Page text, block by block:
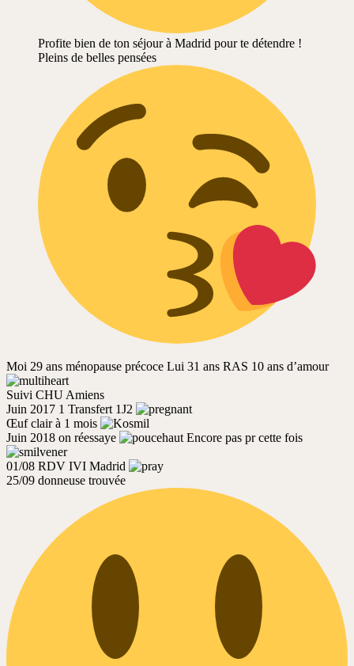
Profite bien de ton séjour à Madrid pour te détendre !
Pleins de belles pensées
Moi 29 ans ménopause précoce Lui 31 ans RAS 10 ans d’amour
Suivi CHU Amiens
Juin 2017 1 Transfert 1J2
Œuf clair à 1 mois
Juin 2018 on réessaye
Encore pas pr cette fois
01/08 RDV IVI Madrid
25/09 donneuse trouvée